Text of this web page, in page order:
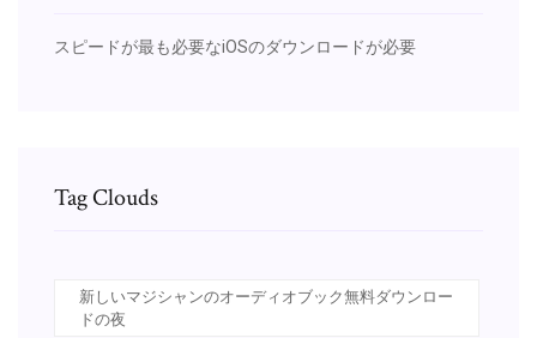
スピードが最も必要なiOSのダウンロードが必要
Tag Clouds
新しいマジシャンのオーディオブック無料ダウンロー
ドの夜